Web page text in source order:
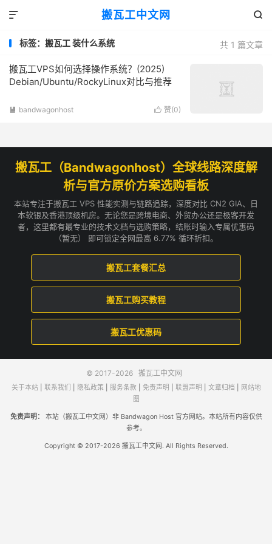
搬瓦工中文网 

共 1 篇文章
标签：搬瓦工 装什么系统
搬瓦工VPS如何选择操作系统？(2025)
Debian/Ubuntu/RockyLinux对比与推荐
 赞(0)
 bandwagonhost
搬瓦工（Bandwagonhost）全球线路深度解
析与官方原价方案选购看板
本站专注于搬瓦工 VPS 性能实测与链路追踪，深度对比 CN2 GIA、日
本软银及香港顶级机房。无论您是跨境电商、外贸办公还是极客开发
者，这里都有最专业的技术文档与选购策略，结账时输入专属优惠码
（暂无） 即可锁定全网最高 6.77% 循环折扣。
搬瓦工套餐汇总
搬瓦工购买教程
搬瓦工优惠码
© 2017-2026 搬瓦工中文网
关于本站| 联系我们 隐私政策 服务条款 免责声明 联盟声明 文章归档
网站地
图
免责声明：
本站（搬瓦工中文网）非 Bandwagon Host 官方网站。本站所有内容仅供
参考。
Copyright © 2017-2026 搬瓦工中文网. All Rights Reserved.